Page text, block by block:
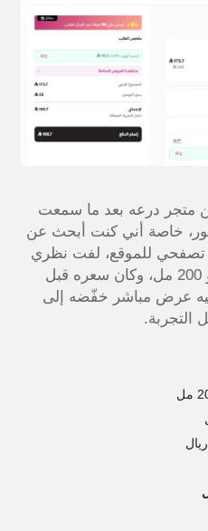
متجر درعه بعد ما سمعت
خاصة أني كنت أبحث عن
تصفحي للموقع، لفت نظري
عطر سوف الرجالي من برادو 200 مل، وكان سعره قبل
كان عليه عرض مباشر خفّضه إلى